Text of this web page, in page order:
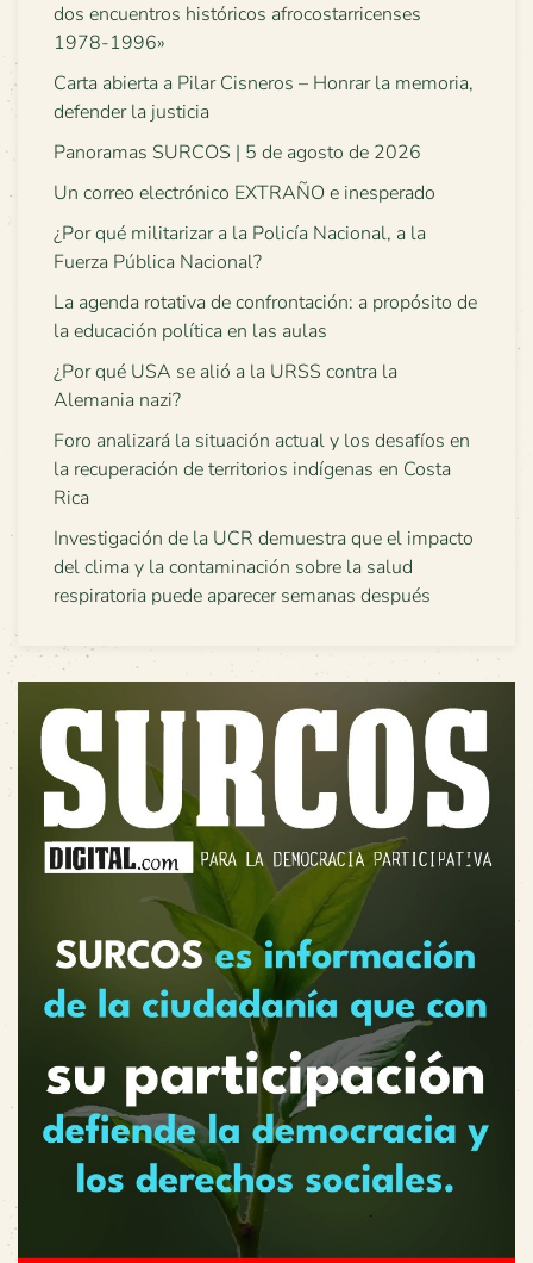
dos encuentros históricos afrocostarricenses
1978-1996»
Carta abierta a Pilar Cisneros – Honrar la memoria,
defender la justicia
Panoramas SURCOS | 5 de agosto de 2026
Un correo electrónico EXTRAÑO e inesperado
¿Por qué militarizar a la Policía Nacional, a la
Fuerza Pública Nacional?
La agenda rotativa de confrontación: a propósito de
la educación política en las aulas
¿Por qué USA se alió a la URSS contra la
Alemania nazi?
Foro analizará la situación actual y los desafíos en
la recuperación de territorios indígenas en Costa
Rica
Investigación de la UCR demuestra que el impacto
del clima y la contaminación sobre la salud
respiratoria puede aparecer semanas después